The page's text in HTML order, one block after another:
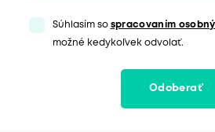
Súhlasím so spracovaním
možné kedykoľvek odvolať.
Odoberať